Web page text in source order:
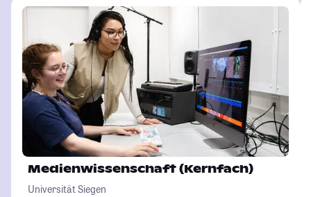
Medienwissenschaft (Kernfach)
Universität Siegen